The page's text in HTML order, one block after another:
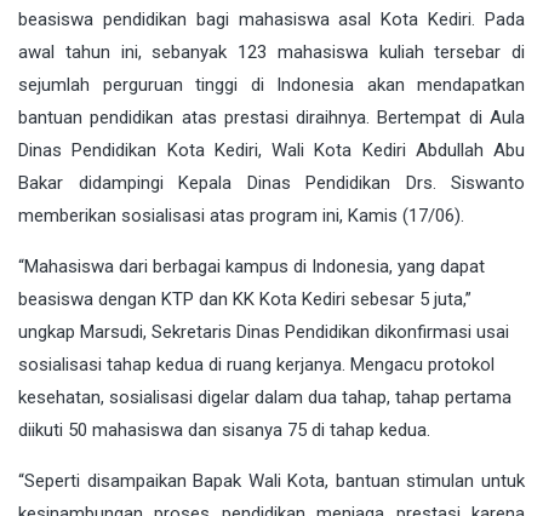
beasiswa pendidikan bagi mahasiswa asal Kota Kediri. Pada
awal tahun ini, sebanyak 123 mahasiswa kuliah tersebar di
sejumlah perguruan tinggi di Indonesia akan mendapatkan
bantuan pendidikan atas prestasi diraihnya. Bertempat di Aula
Dinas Pendidikan Kota Kediri, Wali Kota Kediri Abdullah Abu
Bakar didampingi Kepala Dinas Pendidikan Drs. Siswanto
memberikan sosialisasi atas program ini, Kamis (17/06).
“Mahasiswa dari berbagai kampus di Indonesia, yang dapat
beasiswa dengan KTP dan KK Kota Kediri sebesar 5 juta,”
ungkap Marsudi, Sekretaris Dinas Pendidikan dikonfirmasi usai
sosialisasi tahap kedua di ruang kerjanya. Mengacu protokol
kesehatan, sosialisasi digelar dalam dua tahap, tahap pertama
diikuti 50 mahasiswa dan sisanya 75 di tahap kedua.
“Seperti disampaikan Bapak Wali Kota, bantuan stimulan untuk